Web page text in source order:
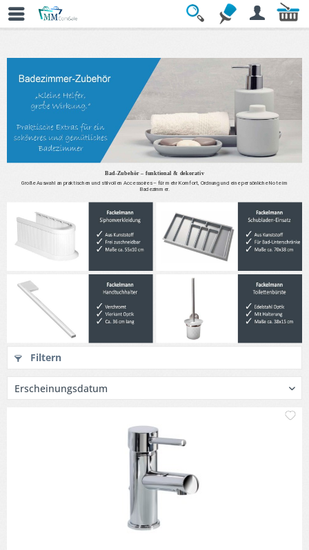
» Bad Zubehör
Bad-Zubehör – funktional & dekorativ
Große Auswahl an praktischen und stilvollen Accessoires – für mehr Komfort, Ordnung und eine persönliche Note im
Badezimmer.
Filtern